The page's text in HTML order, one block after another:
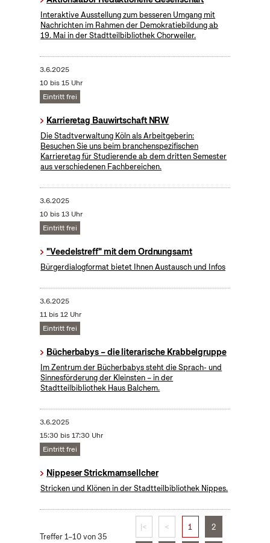
Interaktive Ausstellung zum besseren Umgang mit
Nachrichten im Rahmen der Demokratiebildung ab
19. Mai in der Stadtteilbibliothek Chorweiler.
3.6.2025
10 bis 15 Uhr
Eintritt frei
Karrieretag Bauwirtschaft NRW
Die Stadtverwaltung Köln als Arbeitgeberin:
Besuchen Sie uns beim branchenspezifischen
Karrieretag für Studierende ab dem dritten Semester
aus verschiedenen Fachbereichen.
3.6.2025
10 bis 13 Uhr
Eintritt frei
"Veedelstreff" mit dem Ordnungsamt
Bürgerdialogformat bietet Ihnen Austausch und Infos
3.6.2025
11 bis 12 Uhr
Eintritt frei
Bücherbabys – die literarische Krabbelgruppe
Im Zentrum der Bücherbabys steht die Sprach- und
Sinnesförderung der Kleinsten – in der
Stadtteilbibliothek Haus Balchem.
3.6.2025
15:30 bis 17:30 Uhr
Eintritt frei
Nippeser Strickmamsellcher
Stricken und Klönen in der Stadtteilbibliothek Nippes.
Treffer 1–10 von 35
|< < 1 2